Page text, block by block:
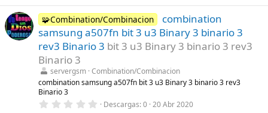
0
0
e
s
t
r
l
l
a
s
🧩Combination/Combinacion
combination
samsung a507fn bit 3 u3 Binary 3 binario 3
rev3 Binario 3 bit 3 u3 Binary 3 binario 3 rev3
Binario 3
servergsm Combination/Combinacion
combination samsung a507fn bit 3 u3 Binary 3 binario 3 rev3
Binario 3
0 Descargas 0 20 Abr 2020